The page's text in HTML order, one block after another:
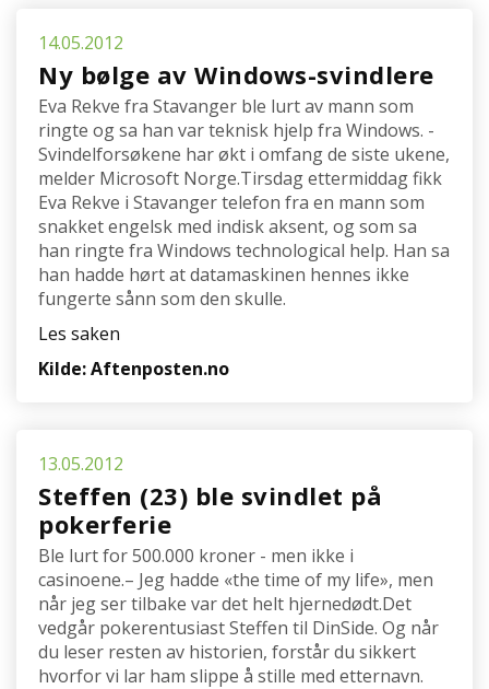
14.05.2012
Ny bølge av Windows-svindlere
Eva Rekve fra Stavanger ble lurt av mann som
ringte og sa han var teknisk hjelp fra Windows. -
Svindelforsøkene har økt i omfang de siste ukene,
melder Microsoft Norge.Tirsdag ettermiddag fikk
Eva Rekve i Stavanger telefon fra en mann som
snakket engelsk med indisk aksent, og som sa
han ringte fra Windows technological help. Han sa
han hadde hørt at datamaskinen hennes ikke
fungerte sånn som den skulle.
Les saken
Kilde: Aftenposten.no
13.05.2012
Steffen (23) ble svindlet på
pokerferie
Ble lurt for 500.000 kroner - men ikke i
casinoene.– Jeg hadde «the time of my life», men
når jeg ser tilbake var det helt hjernedødt.Det
vedgår pokerentusiast Steffen til DinSide. Og når
du leser resten av historien, forstår du sikkert
hvorfor vi lar ham slippe å stille med etternavn.